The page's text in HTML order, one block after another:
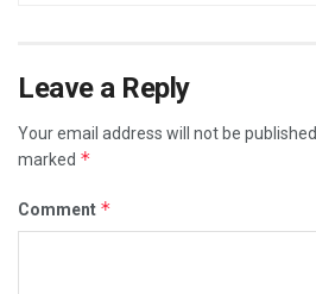
Leave a Reply
Your email address will not be published.
marked *
Comment *